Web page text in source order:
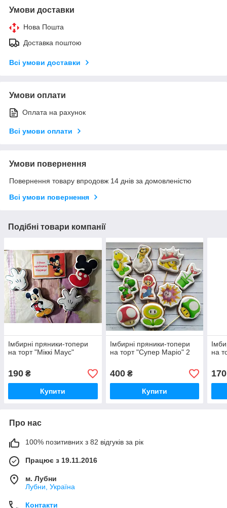
Умови доставки
Нова Пошта
Доставка поштою
Всі умови доставки
Умови оплати
Оплата на рахунок
Всі умови оплати
Умови повернення
Повернення товару впродовж 14 днів за домовленістю
Всі умови повернення
Подібні товари компанії
Імбирні пряники-топери
на торт "Міккі Маус"
190 ₴
Купити
Імбирні пряники-топери
на торт "Супер Маріо" 2
400₴
Купити
на
170
Про нас
100% позитивних з 82 відгуків за рік
Працює з 19.11.2016
м. Лубни
Лубни, Україна
Контакти